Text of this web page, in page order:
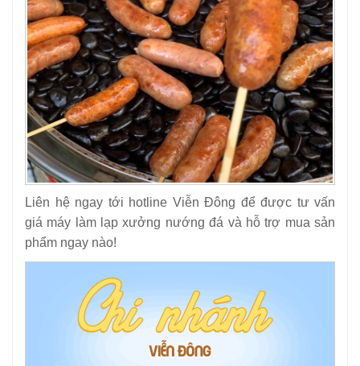
Liên hệ ngay tới hotline Viễn Đông để được tư vấn
giá máy làm lạp xưởng nướng đá và hỗ trợ mua sản
phẩm ngay nào!